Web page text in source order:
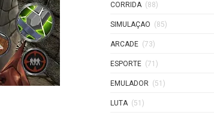
CORRIDA (88)
SIMULAÇAO (85)
ARCADE (73)
ESPORTE (71)
EMULADOR (51)
LUTA (51)